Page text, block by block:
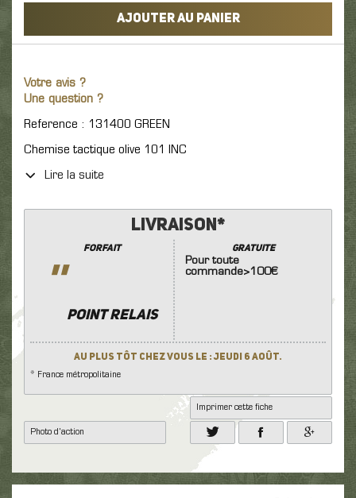
AJOUTER AU PANIER
Votre avis ?
Une question ?
Reference : 131400 GREEN
Chemise tactique olive 101 INC
Lire la suite
Livraison*
Forfait
''
POINT RELAIS
GRATUITE
Pour toute
commande>100€
Au plus tôt chez vous le : Jeudi 6 Août.
* France métropolitaine
Imprimer cette fiche
Photo d'action